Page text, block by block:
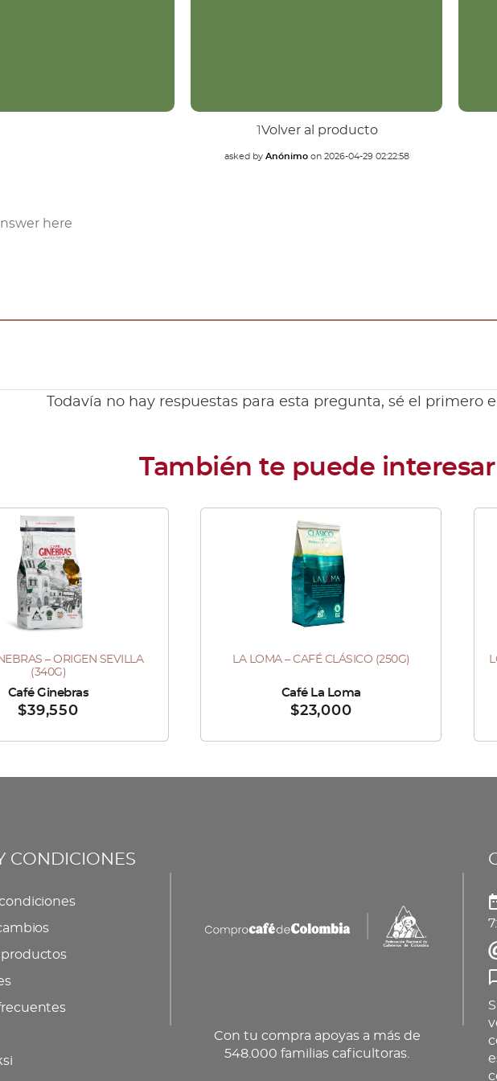
1Volver al producto
asked by Anónimo on 2026-04-29 02:22:58
Todavía no hay respuestas para esta pregunta, sé el primero
– ORIGEN SEVILLA
(340G)
$39,550
Café Ginebras
LA LOMA – CAFÉ CLÁSICO (250G)
$23,000
Café La Loma
en
de
CONDICIONES
productos
Con tu compra apoyas a más de
548.000 familias caficultoras.